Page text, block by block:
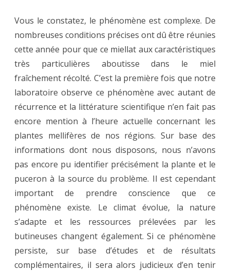
Vous le constatez, le phénomène est complexe. De
nombreuses conditions précises ont dû être réunies
cette année pour que ce miellat aux caractéristiques
très particulières aboutisse dans le miel
fraîchement récolté. C’est la première fois que notre
laboratoire observe ce phénomène avec autant de
récurrence et la littérature scientifique n’en fait pas
encore mention à l’heure actuelle concernant les
plantes mellifères de nos régions. Sur base des
informations dont nous disposons, nous n’avons
pas encore pu identifier précisément la plante et le
puceron à la source du problème. Il est cependant
important de prendre conscience que ce
phénomène existe. Le climat évolue, la nature
s’adapte et les ressources prélevées par les
butineuses changent également. Si ce phénomène
persiste, sur base d’études et de résultats
complémentaires, il sera alors judicieux d’en tenir